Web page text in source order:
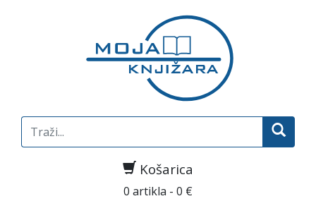
Search
for:
Košarica
0 artikla - 0 €